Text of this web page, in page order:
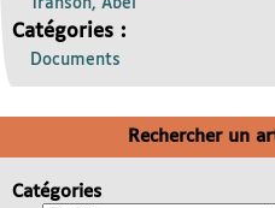
Transon, Abel
Catégories :
Documents
Rechercher un
Catégories